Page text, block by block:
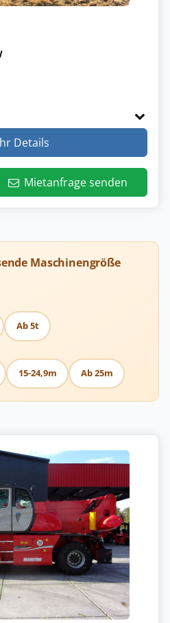
Details
Mietanfrage senden
Maschinengröße
Ab 5t
15-24,9m Ab 25m